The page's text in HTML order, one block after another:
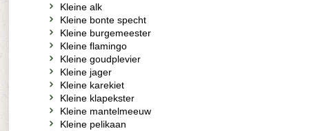
Kleine alk
Kleine bonte specht
Kleine burgemeester
Kleine flamingo
Kleine goudplevier
Kleine jager
Kleine karekiet
Kleine klapekster
Kleine mantelmeeuw
Kleine pelikaan